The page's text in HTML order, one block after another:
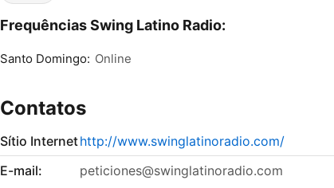
Frequências Swing Latino Radio:
Santo Domingo: Online
Contatos
Sítio Internethttp://www.swinglatinoradio.com/
E-mail:
peticiones@swinglatinoradio.com